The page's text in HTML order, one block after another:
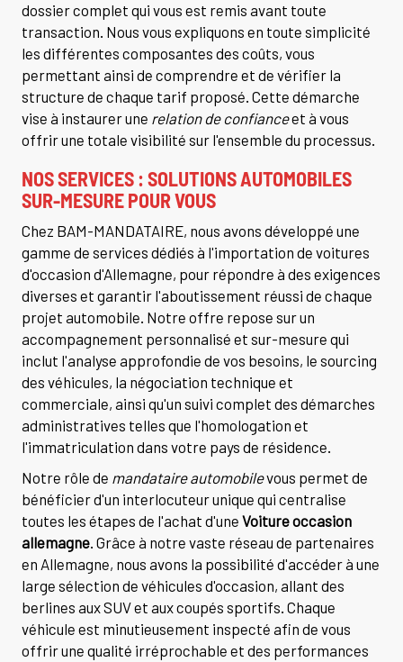
dossier complet qui vous est remis avant toute
transaction. Nous vous expliquons en toute simplicité
les différentes composantes des coûts, vous
permettant ainsi de comprendre et de vérifier la
structure de chaque tarif proposé. Cette démarche
vise à instaurer une relation de confianceet à vous
offrir une totale visibilité sur l'ensemble du processus.
NOS SERVICES : SOLUTIONS AUTOMOBILES
SUR-MESURE POUR VOUS
Chez BAM-MANDATAIRE, nous avons développé une
gamme de services dédiés à l'importation de voitures
d'occasion d'Allemagne, pour répondre à des exigences
diverses et garantir l'aboutissement réussi de chaque
projet automobile. Notre offre repose sur un
accompagnement personnalisé et sur-mesure qui
inclut l'analyse approfondie de vos besoins, le sourcing
des véhicules, la négociation technique et
commerciale, ainsi qu'un suivi complet des démarches
administratives telles que l'homologation et
l'immatriculation dans votre pays de résidence.
Notre rôle de mandataire automobilevous permet de
bénéficier d'un interlocuteur unique qui centralise
toutes les étapes de l'achat d'une Voiture occasion
allemagne. Grâce à notre vaste réseau de partenaires
en Allemagne, nous avons la possibilité d'accéder à une
large sélection de véhicules d'occasion, allant des
berlines aux SUV et aux coupés sportifs. Chaque
véhicule est minutieusement inspecté afin de vous
offrir une qualité irréprochable et des performances